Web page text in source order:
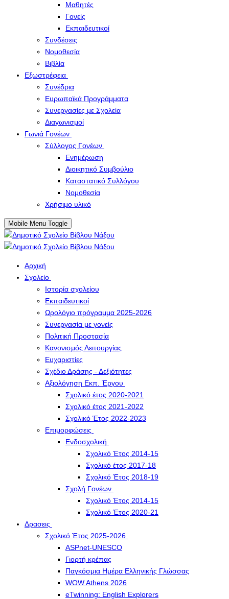
Μαθητές
Γονείς
Εκπαιδευτικοί
Συνδέσεις
Νομοθεσία
Βιβλία
Εξωστρέφεια
Συνέδρια
Ευρωπαϊκά Προγράμματα
Συνεργασίες με Σχολεία
Διαγωνισμοί
Γωνιά Γονέων
Σύλλογος Γονέων
Ενημέρωση
Διοικητικό Συμβούλιο
Καταστατικό Συλλόγου
Νομοθεσία
Χρήσιμο υλικό
Mobile Menu Toggle
Αρχική
Σχολείο
Ιστορία σχολείου
Εκπαιδευτικοί
Ωρολόγιο πρόγραμμα 2025-2026
Συνεργασία με γονείς
Πολιτική Προστασία
Κανονισμός Λειτουργίας
Ευχαριστίες
Σχέδιο Δράσης - Δεξιότητες
Αξιολόγηση Εκπ. Έργου
Σχολικό έτος 2020-2021
Σχολικό έτος 2021-2022
Σχολικό Έτος 2022-2023
Επιμορφώσεις
Ενδοσχολική
Σχολικό Έτος 2014-15
Σχολικό έτος 2017-18
Σχολικό Έτος 2018-19
Σχολή Γονέων
Σχολικό Έτος 2014-15
Σχολικό Έτος 2020-21
Δρασεις
Σχολικό Έτος 2025-2026
ASPnet-UNESCO
Γιορτή κρέπας
Παγκόσμια Ημέρα Ελληνικής Γλώσσας
WOW Athens 2026
eTwinning: English Explorers